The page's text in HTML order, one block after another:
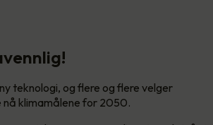
teknologi, og flere og flere velger
nå klimamålene for 2050.